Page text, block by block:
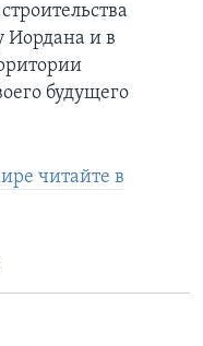
Иордана и в
будущего
читайте в